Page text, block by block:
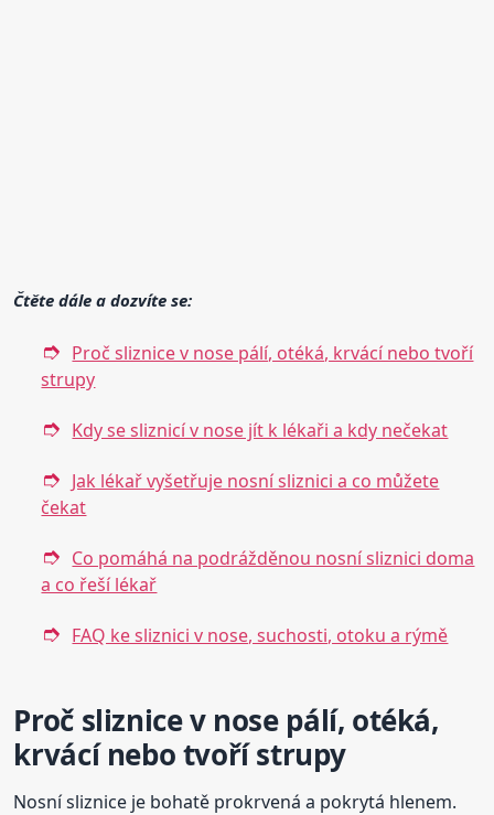
Čtěte dále a dozvíte se:
Proč sliznice v nose pálí, otéká, krvácí nebo tvoří
strupy
Kdy se sliznicí v nose jít k lékaři a kdy nečekat
Jak lékař vyšetřuje nosní sliznici a co můžete
čekat
Co pomáhá na podrážděnou nosní sliznici doma
a co řeší lékař
FAQ ke sliznici v nose, suchosti, otoku a rýmě
Proč sliznice v nose pálí, otéká,
krvácí nebo tvoří strupy
Nosní sliznice je bohatě prokrvená a pokrytá hlenem.